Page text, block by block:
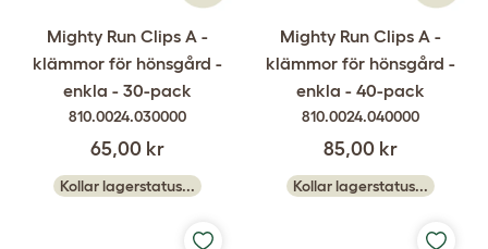
Mighty Run Clips A -
klämmor för hönsgård -
enkla - 30-pack
810.0024.030000
65,00 kr
Kollar lagerstatus...
Mighty Run Clips A -
klämmor för hönsgård -
enkla - 40-pack
810.0024.040000
85,00 kr
Kollar lagerstatus...